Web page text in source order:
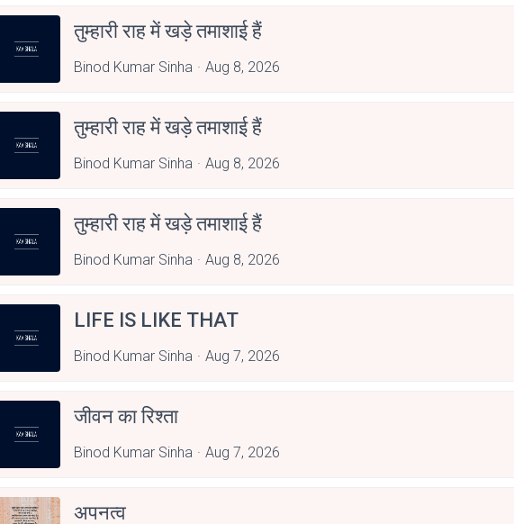
तुम्हारी राह में खड़े तमाशाई हैं
Binod Kumar Sinha Aug 8, 2026
तुम्हारी राह में खड़े तमाशाई हैं
Binod Kumar Sinha Aug 8, 2026
तुम्हारी राह में खड़े तमाशाई हैं
Binod Kumar Sinha Aug 8, 2026
LIFE IS LIKE THAT
Binod Kumar Sinha Aug 7, 2026
जीवन का रिश्ता
Binod Kumar Sinha Aug 7, 2026
अपनत्व